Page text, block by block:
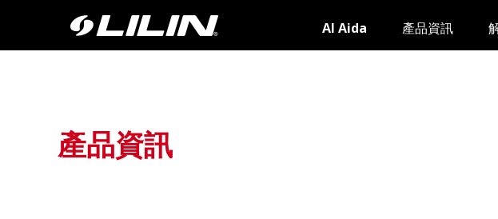
AI Aida 產品資訊
產品資訊